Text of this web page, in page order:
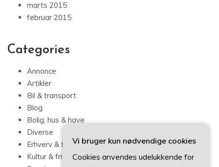
marts 2015
februar 2015
Categories
Annonce
Artikler
Bil & transport
Blog
Bolig, hus & have
Diverse
Erhverv & forbrug
Kultur & fritid
Vi bruger kun nødvendige cookies
Cookies anvendes udelukkende for